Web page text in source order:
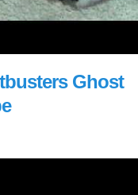
Ghost